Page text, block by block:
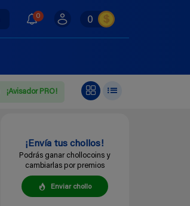
0 0
¡Avisador PRO!
¡Envía tus chollos!
Podrás ganar chollocoins y
cambiarlas por premios
Enviar chollo